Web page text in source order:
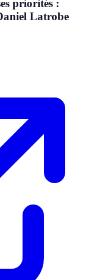
priorités :
Latrobe